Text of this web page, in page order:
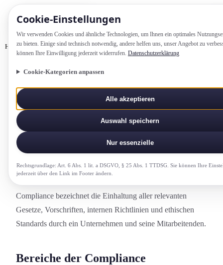
Cookie-Einstellung­en
Wir verwenden Cookies und ähnliche Technologien, um Ihnen ein optimales
zu bieten. Einige sind technisch notwendig, andere helfen uns, unser Angebot zu
können Ihre Einwilligung jederzeit widerrufen. Datenschutzerklärung
Cookie-Kategorien anpassen
Alle akzeptieren
Auswahl speichern
Nur essenzielle
Rechtsgrundlage: Art. 6 Abs. 1 lit. a DSGVO, § 25 Abs. 1 TTDSG. Sie können Ihre
jederzeit über den Link im Footer ändern.
Home Glossar Compliance
FINANZEN-CONTROLLING-COMPLIANCE
Compliance
Einhaltung gesetzlicher Vorgaben, interner
Richtlinien und ethischer Standards in
Unternehmen.
Compliance bezeichnet die Einhaltung aller relevanten
Gesetze, Vorschriften, internen Richtlinien und ethischen
Standards durch ein Unternehmen und seine Mitarbeitenden.
Bereiche der Compliance